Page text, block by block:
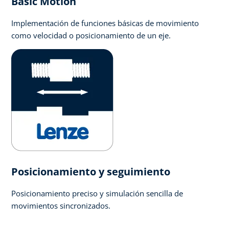
Implementación de funciones básicas de movimiento
como velocidad o posicionamiento de un eje.
Posicionamiento y seguimiento
Posicionamiento preciso y simulación sencilla de
movimientos sincronizados.